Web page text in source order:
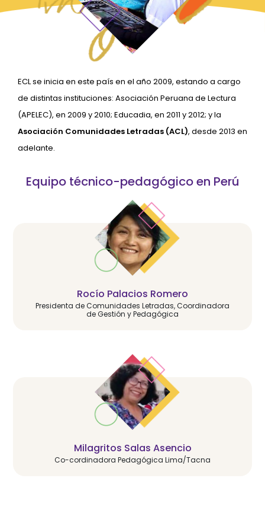
ECL se inicia en este país en el año 2009, estando a cargo
de distintas instituciones: Asociación Peruana de Lectura
(APELEC), en 2009 y 2010; Educadia, en 2011 y 2012; y la
Asociación Comunidades Letradas (ACL), desde 2013 en
adelante.
Equipo técnico-pedagógico en Perú
Rocío Palacios Romero
Presidenta de Comunidades Letradas, Coordinadora
de Gestión y Pedagógica
Milagritos Salas Asencio
Co-cordinadora Pedagógica Lima/Tacna